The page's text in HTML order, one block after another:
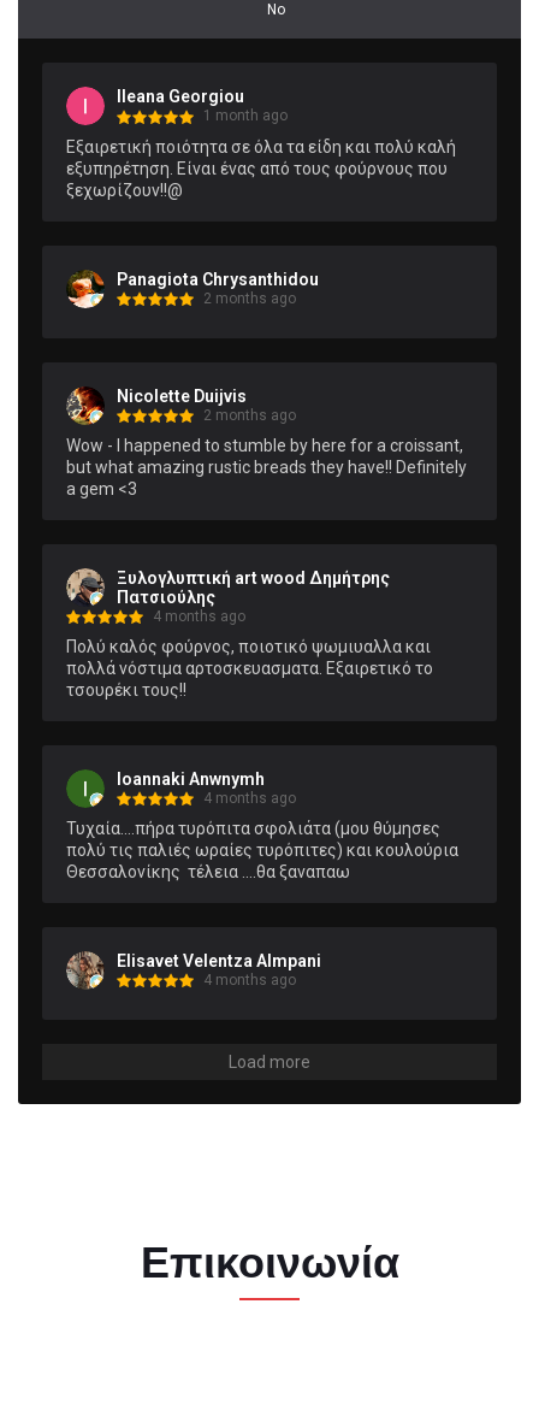
No
Ileana Georgiou
1 month ago
Εξαιρετική ποιότητα σε όλα τα είδη και πολύ καλή
εξυπηρέτηση. Είναι ένας από τους φούρνους που
ξεχωρίζουν!!@
Panagiota Chrysanthidou
2 months ago
Nicolette Duijvis
2 months ago
Wow - I happened to stumble by here for a croissant,
but what amazing rustic breads they have!! Definitely
a gem <3
Ξυλογλυπτική art wood Δημήτρης
Πατσιούλης
4 months ago
Πολύ καλός φούρνος, ποιοτικό ψωμιυαλλα και
πολλά νόστιμα αρτοσκευασματα. Εξαιρετικό το
τσουρέκι τους!!
Ioannaki Anwnymh
4 months ago
Τυχαία....πήρα τυρόπιτα σφολιάτα (μου θύμησες
πολύ τις παλιές ωραίες τυρόπιτες) και κουλούρια
Θεσσαλονίκης  τέλεια ....θα ξαναπαω
Elisavet Velentza Almpani
4 months ago
Load more
Επικοινωνία